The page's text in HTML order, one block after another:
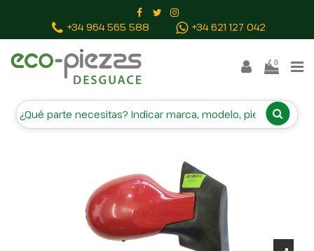
+34 964 565 588 +34 621 127 042
0
RETROVISOR DERECHO
7701067335 ELECTRICO